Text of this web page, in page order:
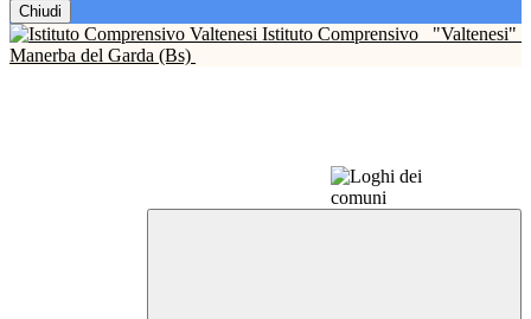
Chiudi
Istituto Comprensivo
"Valtenesi"
Manerba del Garda (Bs)